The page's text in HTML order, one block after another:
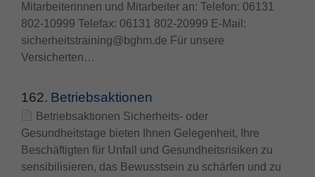
Mitarbeiterinnen und Mitarbeiter an: Telefon: 06131
802-10999 Telefax: 06131 802-20999 E-Mail:
sicherheitstraining@bghm.de Für unsere
Versicherten…
162. Betriebsaktionen
Betriebsaktionen Sicherheits- oder
Gesundheitstage bieten Ihnen Gelegenheit, Ihre
Beschäftigten für Unfall und Gesundheitsrisiken zu
sensibilisieren, das Bewusstsein zu schärfen und zu
Anbieter TYPO3
Laufzeit
Zweck
Cookie von TYPO3. Es speichert im Falle
eines Benutzer-Logins die Session ID
mithilfe derer der eingeloggte User
wiedererkannt wird, um ihm Zugang zu
geschützten Bereichen zu gewähren.
Statistik und Performance